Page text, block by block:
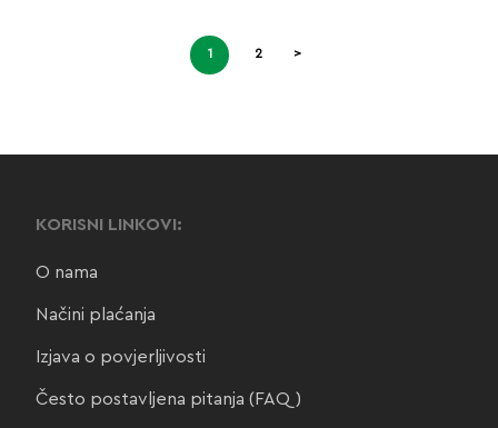
1 2 >
KORISNI LINKOVI:
O nama
Načini plaćanja
Izjava o povjerljivosti
Često postavljena pitanja (FAQ)